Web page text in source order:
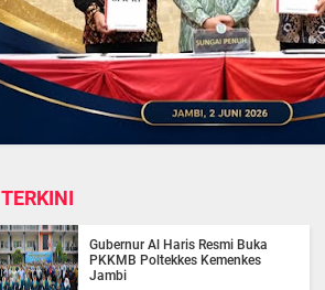
TERKINI
Gubernur Al Haris Resmi Buka
PKKMB Poltekkes Kemenkes
Jambi